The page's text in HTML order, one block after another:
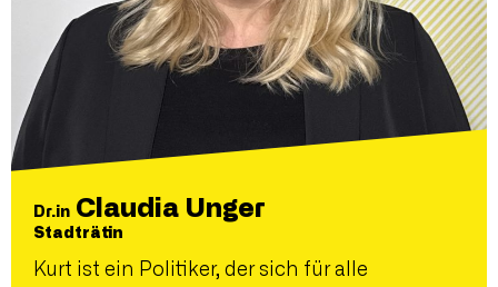
Dr.in Claudia Unger
Stadträtin
Kurt ist ein Politiker, der sich für alle